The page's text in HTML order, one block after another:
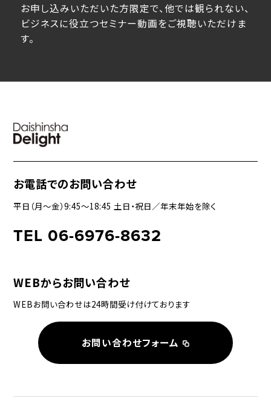
お申し込みいただいた方限定で、他では観られない、
ビジネスに役立つセミナー動画をご視聴いただけま
す。
お電話でのお問い合わせ
平日（月〜金）9:45〜18:45 土日・祝日／年末年始を除く
TEL 06-6976-8632
WEBからお問い合わせ
WEBお問い合わせは24時間受け付けております
お問い合わせフォーム